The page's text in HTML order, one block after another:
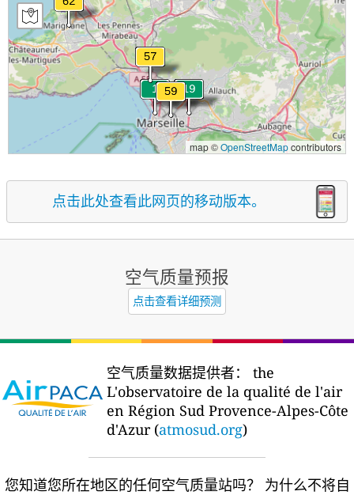
map ©OpenStreetMapcontributors
点击此处查看此网页的移动版本。
空气质量预报
点击查看详细预测
空气质量数据提供者：
the
L'observatoire de la qualité de l'air
en Région Sud Provence-Alpes-Côte
d'Azur (atmosud.org)
您知道您所在地区的任何空气质量站吗？
为什么不将自